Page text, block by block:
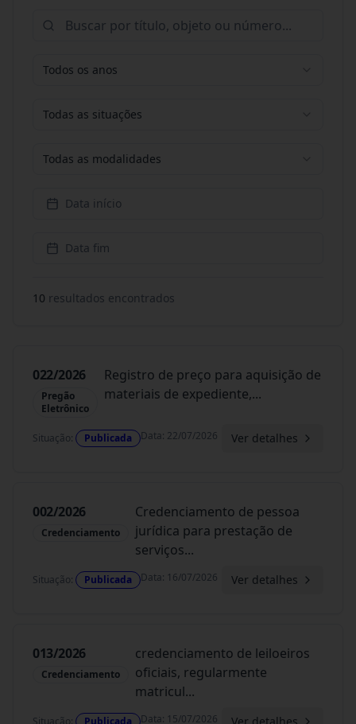
Todos os anos
Todas as situações
Todas as modalidades
Data início
Data fim
10 resultados encontrados
022/2026
Pregão
Eletrônico
Registro de preço para aquisição de
materiais de expediente,...
Situação: Publicada Data: 22/07/2026 Ver detalhes
002/2026
Credenciamento
Credenciamento de pessoa
jurídica para prestação de
serviços...
Situação: Publicada Data: 16/07/2026 Ver detalhes
013/2026
Credenciamento
credenciamento de leiloeiros
oficiais, regularmente
matricul...
Situação: Publicada Data: 15/07/2026